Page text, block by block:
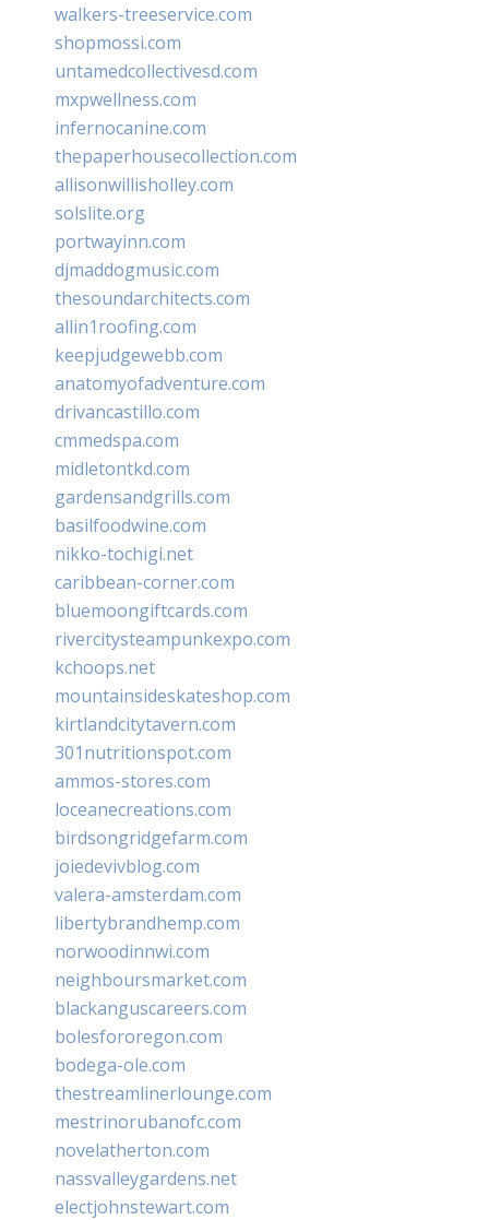
walkers-treeservice.com
shopmossi.com
untamedcollectivesd.com
mxpwellness.com
infernocanine.com
thepaperhousecollection.com
allisonwillisholley.com
solslite.org
portwayinn.com
djmaddogmusic.com
thesoundarchitects.com
allin1roofing.com
keepjudgewebb.com
anatomyofadventure.com
drivancastillo.com
cmmedspa.com
midletontkd.com
gardensandgrills.com
basilfoodwine.com
nikko-tochigi.net
caribbean-corner.com
bluemoongiftcards.com
rivercitysteampunkexpo.com
kchoops.net
mountainsideskateshop.com
kirtlandcitytavern.com
301nutritionspot.com
ammos-stores.com
loceanecreations.com
birdsongridgefarm.com
joiedevivblog.com
valera-amsterdam.com
libertybrandhemp.com
norwoodinnwi.com
neighboursmarket.com
blackanguscareers.com
bolesfororegon.com
bodega-ole.com
thestreamlinerlounge.com
mestrinorubanofc.com
novelatherton.com
nassvalleygardens.net
electjohnstewart.com